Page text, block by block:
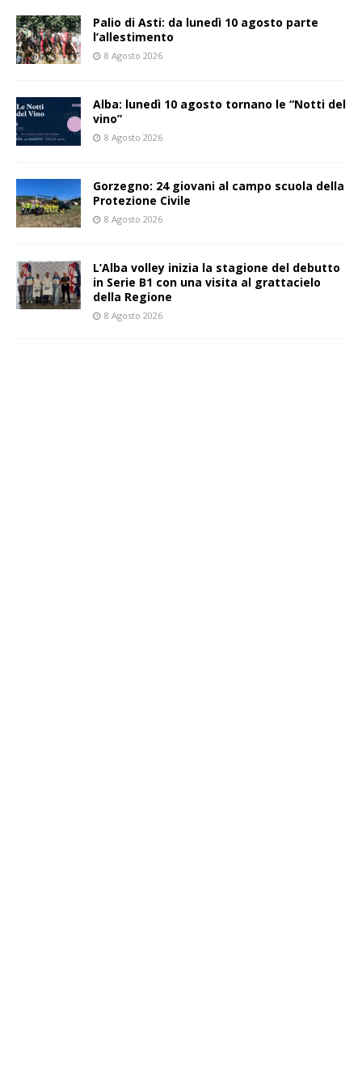
Palio di Asti: da lunedì 10 agosto parte
l’allestimento
8 Agosto 2026
Alba: lunedì 10 agosto tornano le “Notti del
vino”
8 Agosto 2026
Gorzegno: 24 giovani al campo scuola della
Protezione Civile
8 Agosto 2026
L’Alba volley inizia la stagione del debutto
in Serie B1 con una visita al grattacielo
della Regione
8 Agosto 2026